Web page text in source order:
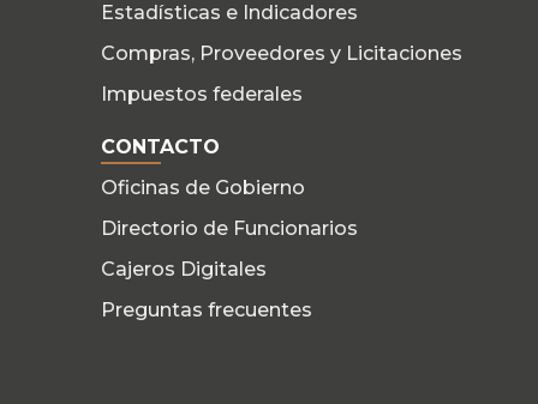
Estadísticas e Indicadores
Compras, Proveedores y Licitaciones
Impuestos federales
CONTACTO
Oficinas de Gobierno
Directorio de Funcionarios
Cajeros Digitales
Preguntas frecuentes